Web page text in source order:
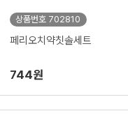
상품번호 702810
페리오치약칫솔세트
744원